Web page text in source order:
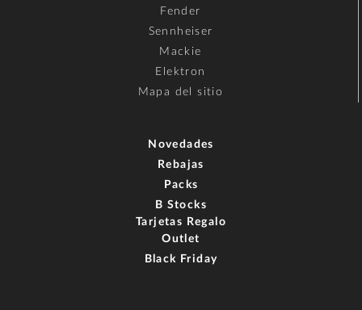
Fender
Sennheiser
Mackie
Elektron
Mapa del sitio
Novedades
Rebajas
Packs
B Stocks
Tarjetas Regalo
Outlet
Black Friday